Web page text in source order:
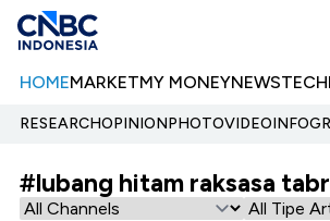
HOMEMARKETMY MONEYNEWSTECH
RESEARCHOPINIONPHOTOVIDEO
#lubang hitam raksasa